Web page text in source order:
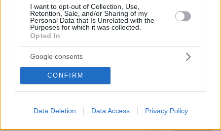
I want to opt-out of Collection, Use,
Retention, Sale, and/or Sharing of my
Personal Data that Is Unrelated with the
Purposes for which it was collected.
Opted In
Google consents
CONFIRM
Data Deletion Data Access Privacy Policy
1.000 από τη ΝΔ για Σαμαρά και οι
περισσότεροι ασχολούνται με ένα
μέλος μας από το Μεσολόγγι
06.08.2026, 17:49
Η απουσία μέσα στη νύχτα και η
λεπτομέρεια στα μηνύματα: Πώς η
τον υποπτεύεται για τη δολοφονία της